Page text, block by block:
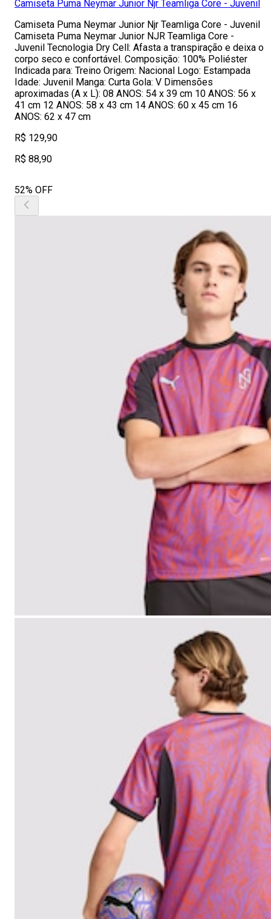
Camiseta Puma Neymar Junior Njr Teamliga Core - Juvenil
Camiseta Puma Neymar Junior Njr Teamliga Core - Juvenil
Camiseta Puma Neymar Junior NJR Teamliga Core -
Juvenil Tecnologia Dry Cell: Afasta a transpiração e deixa o
corpo seco e confortável. Composição: 100% Poliéster
Indicada para: Treino Origem: Nacional Logo: Estampada
Idade: Juvenil Manga: Curta Gola: V Dimensões
aproximadas (A x L): 08 ANOS: 54 x 39 cm 10 ANOS: 56 x
41 cm 12 ANOS: 58 x 43 cm 14 ANOS: 60 x 45 cm 16
ANOS: 62 x 47 cm
R$ 129,90
R$ 88,90
52% OFF